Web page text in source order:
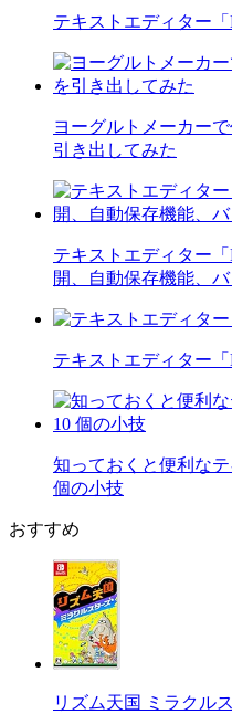
テキストエディター
ヨーグルトメーカー
引き出してみた
テキストエディター
開、自動保存機能、
テキストエディター
知っておくと便利な
個の小技
おすすめ
リズム天国 ミラクル